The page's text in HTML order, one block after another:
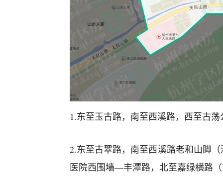
1.东至玉古路，南至西溪路，西至古
2.东至古翠路，南至西溪路老和山脚
医院西围墙—丰潭路，北至嘉绿横路